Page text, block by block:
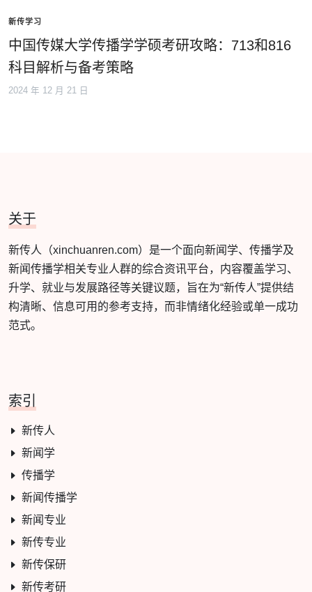
新传学习
中国传媒大学传播学学硕考研攻略：713和816
科目解析与备考策略
2024 年 12 月 21 日
关于
新传人（xinchuanren.com）是一个面向新闻学、传播学及
新闻传播学相关专业人群的综合资讯平台，内容覆盖学习、
升学、就业与发展路径等关键议题，旨在为“新传人”提供结
构清晰、信息可用的参考支持，而非情绪化经验或单一成功
范式。
索引
新传人
新闻学
传播学
新闻传播学
新闻专业
新传专业
新传保研
新传考研